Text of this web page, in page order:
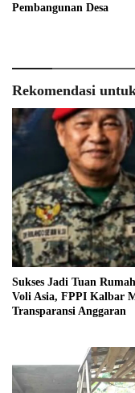
Pembangunan Desa
Rekomendasi
Sukses Jadi Tuan
Voli Asia, FPPI Kalbar
Transparansi Anggaran